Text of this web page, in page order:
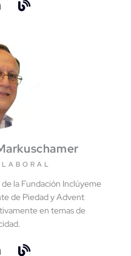
la Fundación Inclúyeme
de Piedad y Advent
en temas de